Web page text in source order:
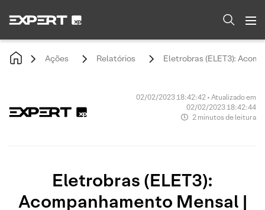
Ações Relatórios Eletrobras (ELET3):
02/02/2023 18:42:42 • Atualizado em
02/02/2023 18:42:44
2 minutos de leitura
Eletrobras (ELET3):
Acompanhamento Mensal |